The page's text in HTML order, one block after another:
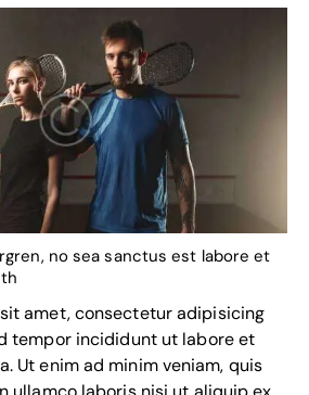
no sea sanctus est labore et
amet, consectetur adipisicing
tempor incididunt ut labore et
Ut enim ad minim veniam, quis